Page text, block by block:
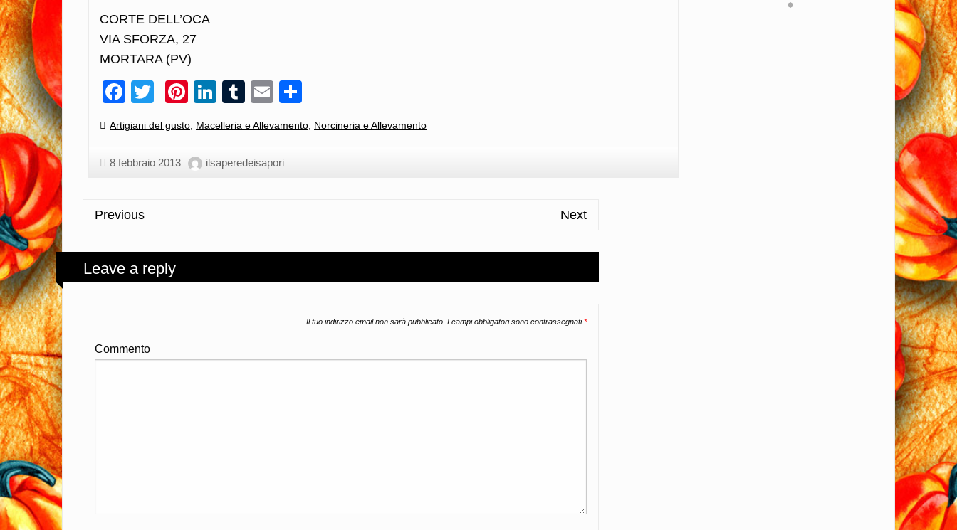
CORTE DELL’OCA
VIA SFORZA, 27
MORTARA (PV)
Facebook
TwitterPinterest
LinkedIn
Tumblr
Email
Categories:
Artigiani del gusto Macelleria e Allevamento Norcineria e Allevamento
8 febbraio 2013 ilsaperedeisapori
Previous Next
Leave a reply
Il tuo indirizzo email non sarà pubblicato. I campi obbligatori sono contrassegnati*
Commento